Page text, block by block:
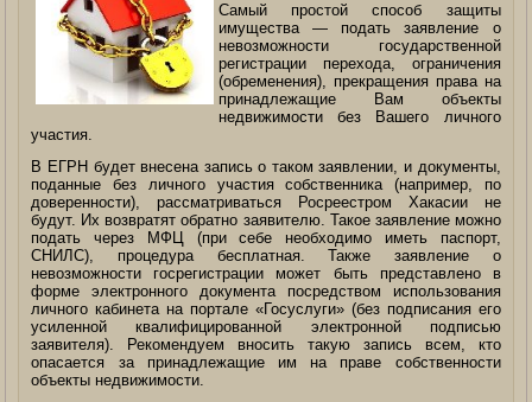
Самый простой способ защиты
имущества — подать заявление о
невозможности государственной
регистрации перехода, ограничения
(обременения), прекращения права на
принадлежащие Вам объекты
недвижимости без Вашего личного
участия.
В ЕГРН будет внесена запись о таком заявлении, и документы,
поданные без личного участия собственника (например, по
доверенности), рассматриваться Росреестром Хакасии не
будут. Их возвратят обратно заявителю. Такое заявление можно
подать через МФЦ (при себе необходимо иметь паспорт,
СНИЛС), процедура бесплатная. Также заявление о
невозможности госрегистрации может быть представлено в
форме электронного документа посредством использования
личного кабинета на портале «Госуслуги» (без подписания его
усиленной квалифицированной электронной подписью
заявителя). Рекомендуем вносить такую запись всем, кто
опасается за принадлежащие им на праве собственности
объекты недвижимости.